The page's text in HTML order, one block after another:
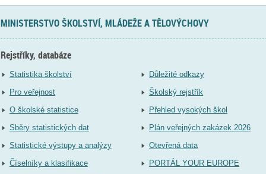
MINISTERSTVO ŠKOLSTVÍ, MLÁDEŽE A TĚLOVÝCHOVY
Rejstříky, databáze
Statistika školství
Pro veřejnost
O školské statistice
Sběry statistických dat
Statistické výstupy a analýzy
Číselníky a klasifikace
Důležité odkazy
Školský rejstřík
Přehled vysokých škol
Plán veřejných zakázek 2026
Otevřená data
PORTÁL YOUR EUROPE